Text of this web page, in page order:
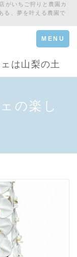
がいちご狩りと農園カ
る、夢を叶える農園で
Toggle
navigation
MENU
は山梨の土
の楽し